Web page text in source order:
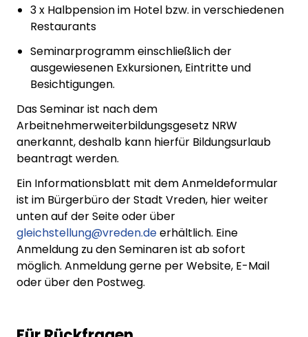
3 x Halbpension im Hotel bzw. in verschiedenen
Restaurants
Seminarprogramm einschließlich der
ausgewiesenen Exkursionen, Eintritte und
Besichtigungen.
Das Seminar ist nach dem
Arbeitnehmerweiterbildungsgesetz NRW
anerkannt, deshalb kann hierfür Bildungsurlaub
beantragt werden.
Ein Informationsblatt mit dem Anmeldeformular
ist im Bürgerbüro der Stadt Vreden, hier weiter
unten auf der Seite oder über
gleichstellung@vreden.deerhältlich. Eine
Anmeldung zu den Seminaren ist ab sofort
möglich. Anmeldung gerne per Website, E-Mail
oder über den Postweg.